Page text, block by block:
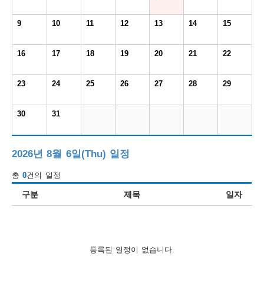
보
보
련
정
보
우
미
내
9 10 11 12 13 14 15
16 17 18 19 20 21 22
23 24 25 26 27 28 29
30 31
2026년 8월 6일(Thu) 일정
총0건의 일정
구분 제목 일자
등록된 일정이 없습니다.
도
우
미